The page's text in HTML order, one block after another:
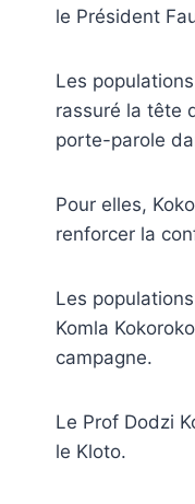
le Président
Les
rassuré la tête
porte-parole
Pour elles,
renforcer la
Les
Komla
campagne.
Le Prof Dodzi
le Kloto.